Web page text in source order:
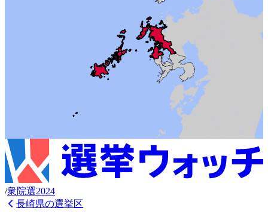
/衆院選2024
長崎県の選挙区